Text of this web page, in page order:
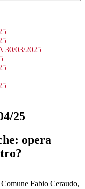
30/03/2025
25
opera
Fabio Ceraudo,